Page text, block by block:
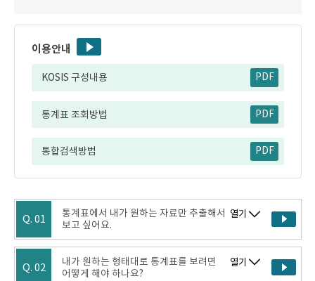
이용안내
KOSIS 구성내용 PDF
통계표 조회방법 PDF
통합검색방법 PDF
Q. 01
통계표에서 내가 원하는 자료만 추출해서
보고 싶어요.
열기
Q. 02
내가 원하는 형태대로 통계표를 보려면
어떻게 해야 하나요?
열기